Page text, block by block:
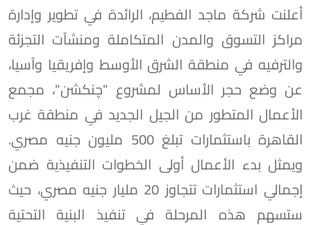
أعلنت شركة ماجد الفطيم، الرائدة في تطوير وإدارة
مراكز التسوق والمدن المتكاملة ومنشآت التجزئة
والترفيه في منطقة الشرق الأوسط وإفريقيا وآسيا،
عن وضع حجر الأساس لمشروع "چنكشن"، مجمع
الأعمال المتطور من الجيل الجديد في منطقة غرب
القاهرة باستثمارات تبلغ 500 مليون جنيه مصري.
ويمثل بدء الأعمال أولى الخطوات التنفيذية ضمن
إجمالي استثمارات تتجاوز 20 مليار جنيه مصري، حيث
ستسهم هذه المرحلة في تنفيذ البنية التحتية